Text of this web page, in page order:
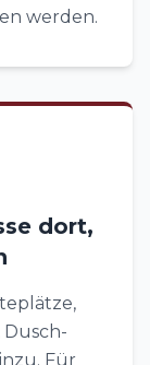
werden.
dort,
Dusch-
Für